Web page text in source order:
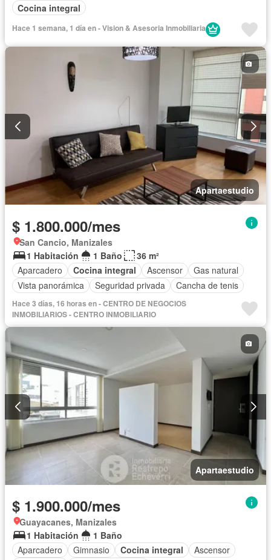
Cocina integral
Hace 1 semana, 1 día en - Vision & Asesoria Inmobiliaria
Apartaestudio
$ 1.800.000/mes
San Cancio, Manizales
1 Habitación
1 Baño
36 m²
Aparcadero
Cocina integral Ascensor
Gas natural
Vista panorámica
Seguridad privada Cancha de tenis
Hace 3 días, 16 horas en - CENTRO DE NEGOCIOS
INMOBILIARIOS - CENTRO INMOBILIARIO
Apartaestudio
$ 1.900.000/mes
Guayacanes, Manizales
1 Habitación
1 Baño
Aparcadero
Gimnasio Cocina integral
Ascensor